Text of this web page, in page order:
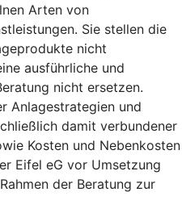
Arten von
Sie stellen die
nicht
ausführliche und
nicht ersetzen.
Anlagestrategien und
damit verbundener
Kosten und Nebenkosten
Eifel eG vor Umsetzung
der Beratung zur